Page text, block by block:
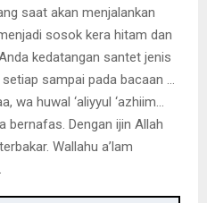
saat akan menjalankan
sosok kera hitam dan
kedatangan santet jenis
sampai pada bacaan …
wa huwal ‘aliyyul ‘azhiim…
bernafas. Dengan ijin Allah
Wallahu a’lam